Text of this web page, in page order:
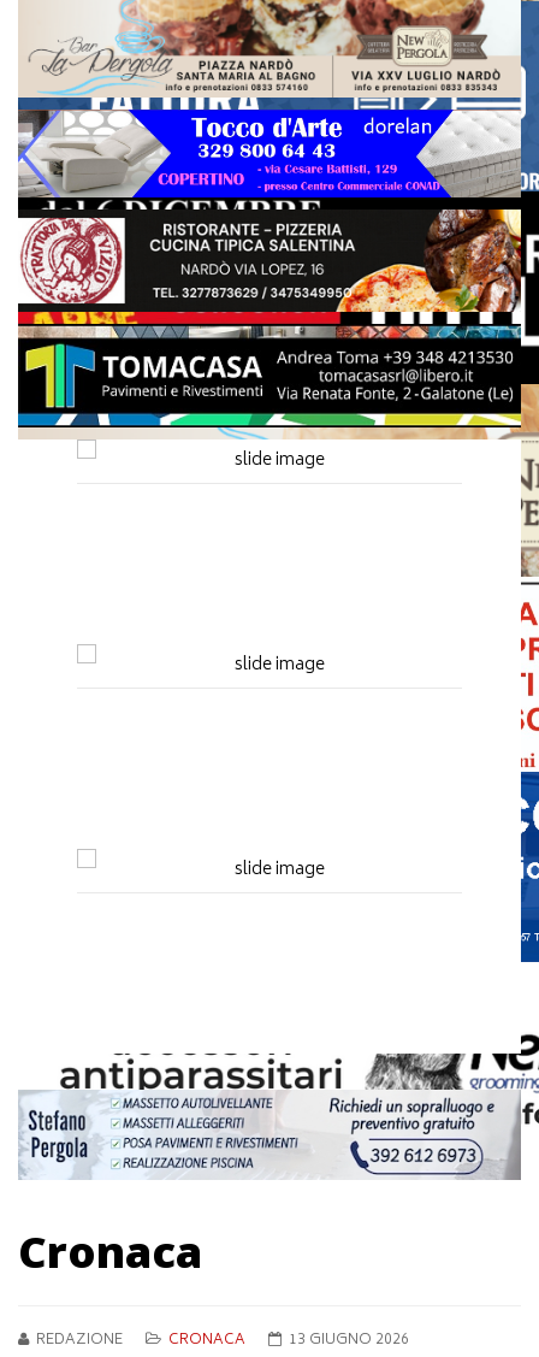
Cronaca
REDAZIONE CRONACA 13 GIUGNO 2026